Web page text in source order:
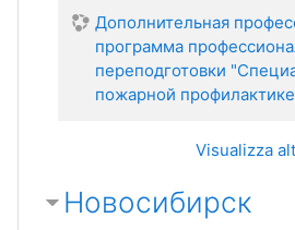
Дополнительная
программа
переподготовки
пожарной
Visualizza
Новосибирск